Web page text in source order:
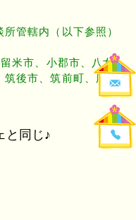
管轄内（以下参照）
米市、小郡市、八女
筑後市、筑前町、広川
と同じ♪